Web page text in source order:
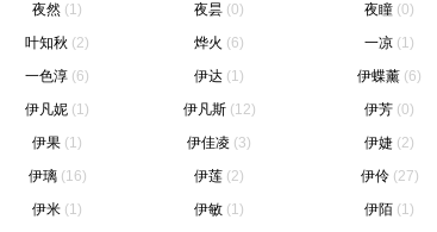
夜然 (1) 夜昙 (0) 夜瞳 (0)
叶知秋 (2) 烨火 (6) 一凉 (1)
一色淳 (6) 伊达 (1) 伊蝶薰 (6)
伊凡妮 (1) 伊凡斯 (12) 伊芳 (0)
伊果 (1) 伊佳凌 (3) 伊婕 (2)
伊璃 (16) 伊莲 (2) 伊伶 (27)
伊米 (1) 伊敏 (1) 伊陌 (1)